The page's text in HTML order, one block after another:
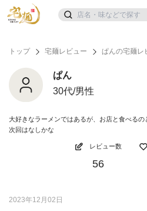
トップ 宅麺レビュー ぱんの宅麺レ
ぱん
30代/男性
大好きなラーメンではあるが、お店と食べるの
次回はなしかな
レビュー数
56
2023年12月02日